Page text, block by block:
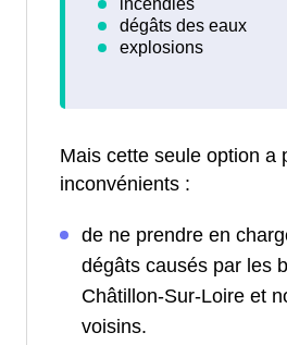
Mais cette seule option a
inconvénients :
de ne prendre en
dégâts causés par les
Châtillon-Sur-Loire et
voisins.